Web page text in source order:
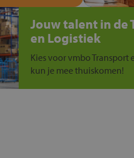
Jouw talent in de
en Logistiek
Kies voor vmbo Transport
kun je mee thuiskomen!